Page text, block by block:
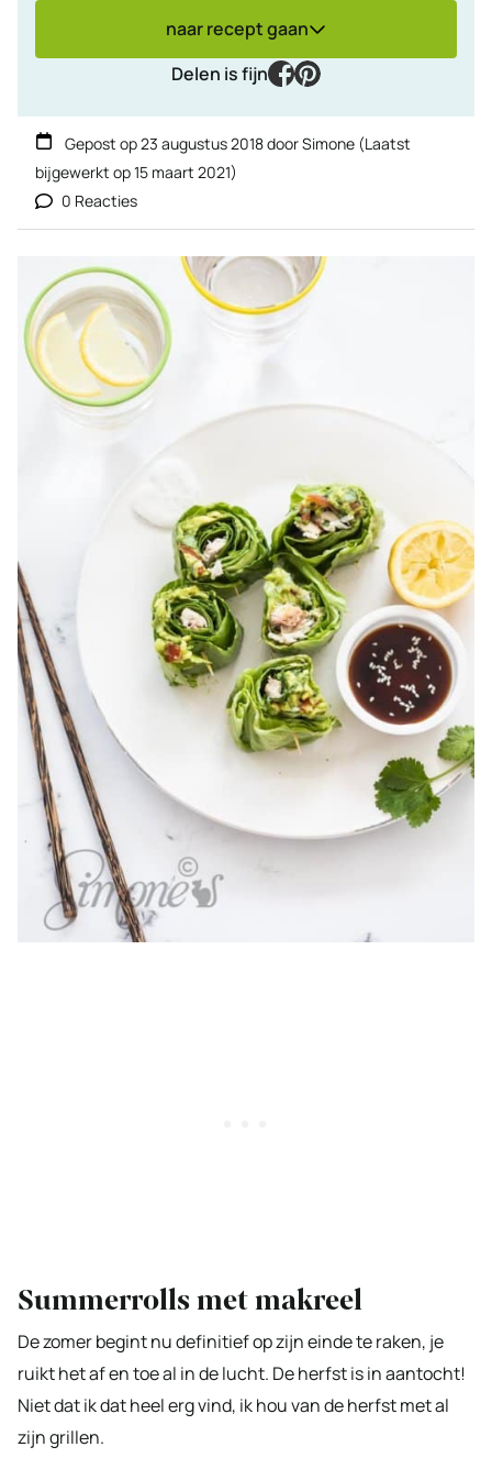
naar recept gaan
Delen is fijn
facebook
pinterest
Gepost op23 augustus 2018doorSimone (Laatst
bijgewerkt op15 maart 2021)
0 Reacties
Summerrolls met makreel
De zomer begint nu definitief op zijn einde te raken, je
ruikt het af en toe al in de lucht. De herfst is in aantocht!
Niet dat ik dat heel erg vind, ik hou van de herfst met al
zijn grillen.